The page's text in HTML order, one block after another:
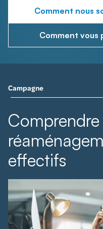
Comment nous
Comment vous
Campagne
Comprendre
effectifs